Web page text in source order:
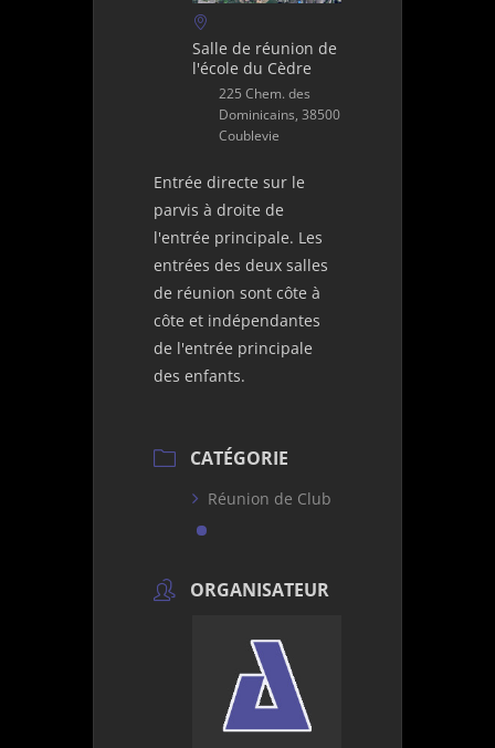
Salle de réunion de
l'école du Cèdre
225 Chem. des
Dominicains, 38500
Coublevie
Entrée directe sur le
parvis à droite de
l'entrée principale. Les
entrées des deux salles
de réunion sont côte à
côte et indépendantes
de l'entrée principale
des enfants.
CATÉGORIE
Réunion de Club
ORGANISATEUR